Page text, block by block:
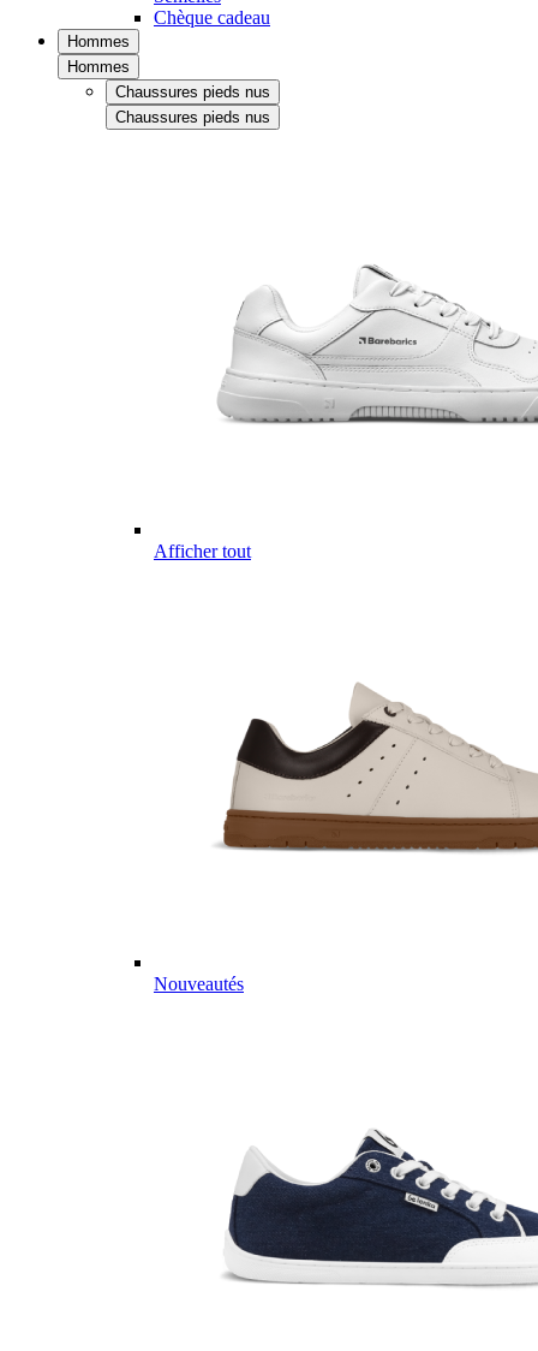
Chèque cadeau
Hommes
Hommes
Chaussures pieds nus
Chaussures pieds nus
Afficher tout
Nouveautés